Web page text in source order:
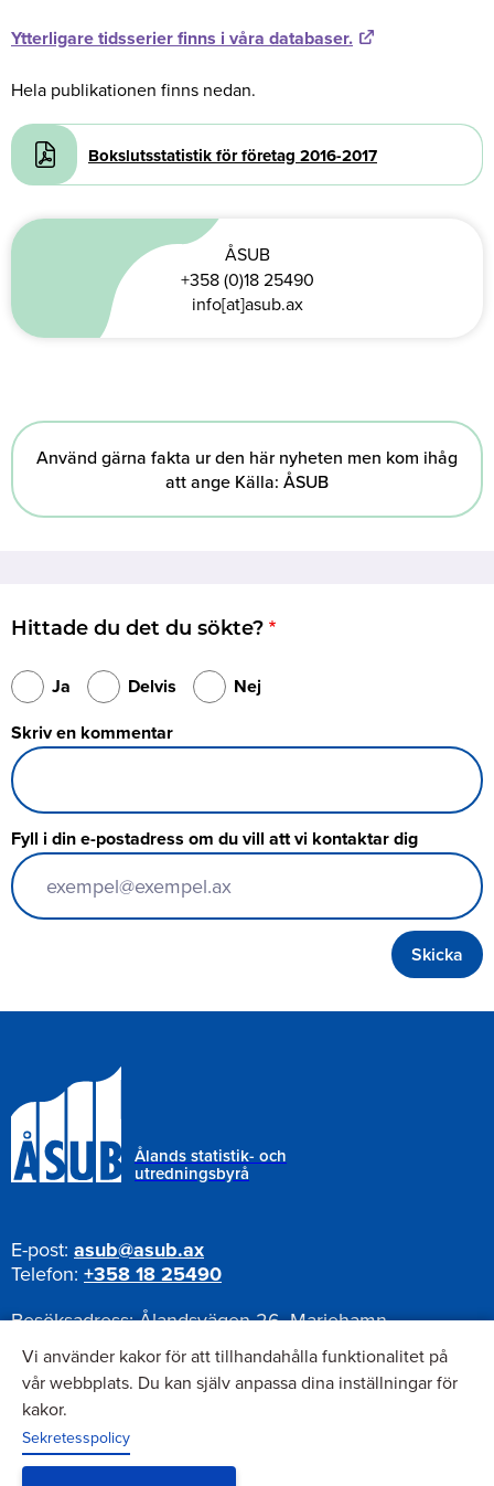
Ytterligare tidsserier finns i våra databaser.
Hela publikationen finns nedan.
Document
Bokslutsstatistik för företag 2016-2017
ÅSUB
+358 (0)18 25490
info[at]asub.ax
Använd gärna fakta ur den här nyheten men kom ihåg
att ange Källa: ÅSUB
Hittade du det du sökte?
Ja Delvis
Nej
Skriv en kommentar
Fyll i din e-postadress om du vill att vi kontaktar dig
Ålands statistik- och
utredningsbyrå
E-post: asub@asub.ax
Telefon: +358 18 25490
Besöksadress:Ålandsvägen 26, Mariehamn
Postadress:
Pb 1187, AX-22111 Mariehamn
Nyhetsbrev
Anmäl dig till vårt nyhetsbrev
Vi använder kakor för att tillhandahålla funktionalitet på
vår webbplats. Du kan själv anpassa dina inställningar för
kakor.
Sekretesspolicy